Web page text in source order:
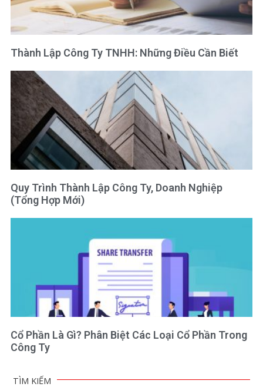
Thành Lập Công Ty TNHH: Những Điều Cần Biết
Quy Trình Thành Lập Công Ty, Doanh Nghiệp
(Tổng Hợp Mới)
Cổ Phần Là Gì? Phân Biệt Các Loại Cổ Phần Trong
Công Ty
TÌM KIẾM